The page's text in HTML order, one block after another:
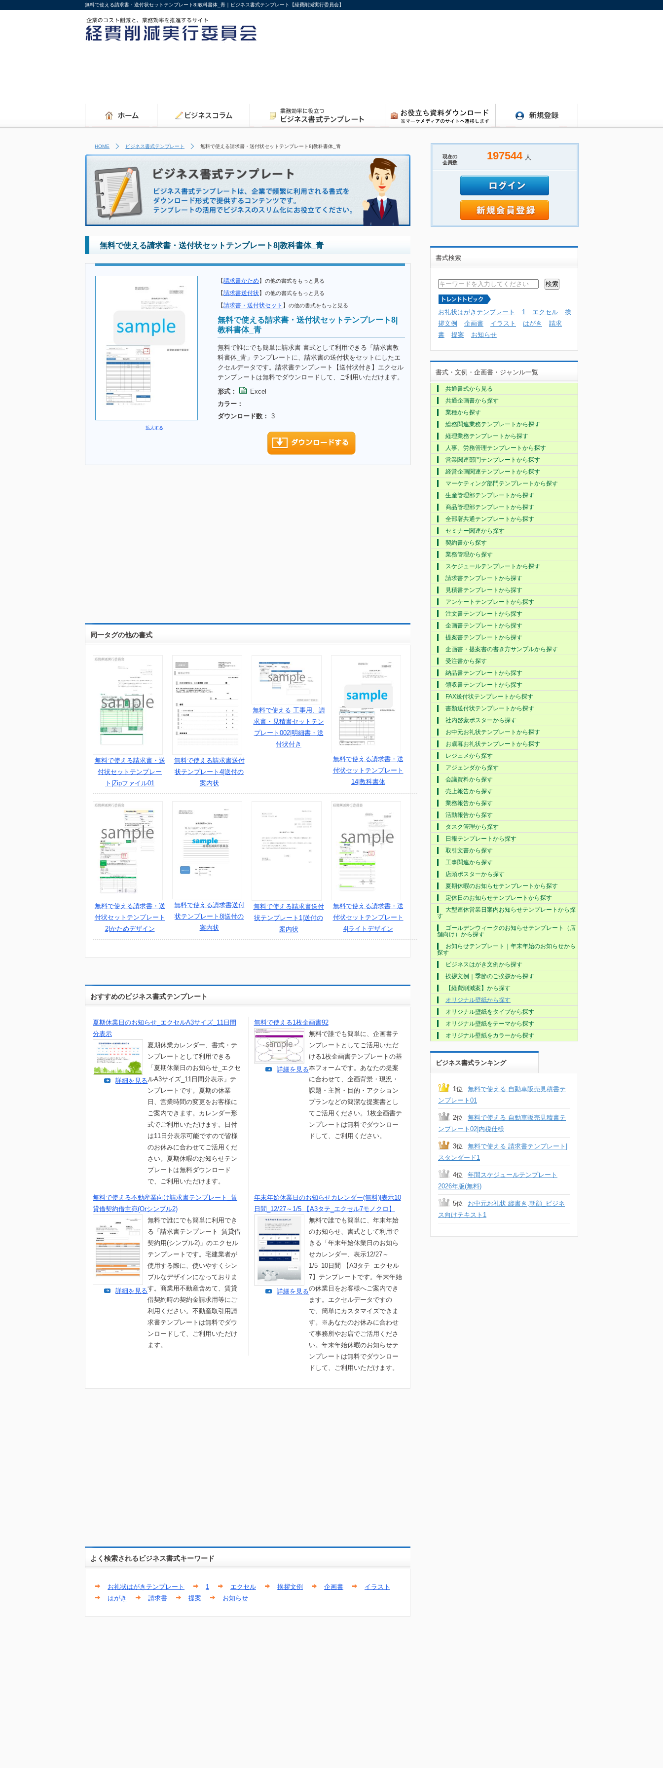
無料で使える請求書・送付状セットテンプレート8|教科書体_青｜ビジネス書式テンプレート【経費削減実行委員会】
HOME ビジネス書式テンプレート 無料で使える請求書・送付状セットテンプレート8|教科書体_青
無料で使える請求書・送付状セットテンプレート8|教科書体_青
拡大する
【請求書かため】 の他の書式をもっと見る
【請求書送付状】 の他の書式をもっと見る
【請求書・送付状セット 】 の他の書式をもっと見る
無料で使える請求書・送付状セットテンプレート8|
教科書体_青
無料で誰にでも簡単に請求書 書式として利用できる「請求書教
科書体_青」テンプレートに、請求書の送付状をセットにしたエ
クセルデータです。請求書テンプレート【送付状付き】エクセル
テンプレートは無料でダウンロードして、ご利用いただけます。
形式：
Excel
カラー：
ダウンロード数：
3
同一タグの他の書式
無料で使える請求書・送
付状セットテンプレー
ト|Zipファイル01
無料で使える請求書送付
状テンプレート4|送付の
案内状
無料で使える 工事用、請
求書・見積書セットテン
プレート002|明細書・送
付状付き
無料で使える請求書・送
付状セットテンプレート
14|教科書体
無料で使える請求書・送
付状セットテンプレート
2|かためデザイン
無料で使える請求書送付
状テンプレート8|送付の
案内状
無料で使える請求書送付
状テンプレート1|送付の
案内状
無料で使える請求書・送
付状セットテンプレート
4|ライトデザイン
おすすめのビジネス書式テンプレート
夏期休業日のお知らせ_エクセルA3サイズ_11日間
分表示
夏期休業カレンダー、書式・テ
ンプレートとして利用できる
「夏期休業日のお知らせ_エクセ
ルA3サイズ_11日間分表示」テ
ンプレートです。夏期の休業
日、営業時間の変更をお客様に
ご案内できます。カレンダー形
式でご利用いただけます。日付
は11日分表示可能ですので皆様
のお休みに合わせてご活用くだ
さい。夏期休暇のお知らせテン
プレートは無料ダウンロード
で、ご利用いただけます。
詳細を見る
無料で使える1枚企画書92
無料で誰でも簡単に、企画書テ
ンプレートとしてご活用いただ
ける1枚企画書テンプレートの基
本フォームです。あなたの提案
に合わせて、企画背景・現況・
課題・主旨・目的・アクション
プランなどの簡潔な提案書とし
てご活用ください。1枚企画書テ
ンプレートは無料でダウンロー
ドして、ご利用ください。
詳細を見る
無料で使える不動産業向け請求書テンプレート_賃
貸借契約借主宛(Orシンプル2)
無料で誰にでも簡単に利用でき
る「請求書テンプレート_賃貸借
契約用(シンプル2)」のエクセル
テンプレートです。宅建業者が
使用する際に、使いやすくシン
プルなデザインになっておりま
す。商業用不動産含めて、賃貸
借契約時の契約金請求用等にご
利用ください。不動産取引用請
求書テンプレートは無料でダウ
ンロードして、ご利用いただけ
ます。
詳細を見る
年末年始休業日のお知らせカレンダー(無料)|表示10
日間_12/27～1/5 【A3タテ_エクセル7モノクロ】
無料で誰でも簡単に、年末年始
のお知らせ、書式として利用で
きる「年末年始休業日のお知ら
せカレンダー、表示12/27～
1/5_10日間 【A3タテ_エクセル
7】テンプレートです。年末年始
の休業日をお客様へご案内でき
ます。エクセルデータですの
で、簡単にカスタマイズできま
す。※あなたのお休みに合わせ
て事務所やお店でご活用くださ
い。年末年始休暇のお知らせテ
ンプレートは無料でダウンロー
ドして、ご利用いただけます。
詳細を見る
よく検索されるビジネス書式キーワード
お礼状はがきテンプレート 1 エクセル 挨拶文例 企画書
イラスト
はがき
請求書 提案 お知らせ
現在の
会員数
197544 人
書式検索
お礼状はがきテンプレート 1 エクセル
挨
拶文例
企画書 イラスト はがき
請求
書
提案 お知らせ
書式・文例・企画書・ジャンル一覧
共通書式から見る
共通企画書から探す
業種から探す
総務関連業務テンプレートから探す
経理業務テンプレートから探す
人事、労務管理テンプレートから探す
営業関連部門テンプレートから探す
経営企画関連テンプレートから探す
マーケティング部門テンプレートから探す
生産管理部テンプレートから探す
商品管理部テンプレートから探す
全部署共通テンプレートから探す
セミナー関連から探す
契約書から探す
業務管理から探す
スケジュールテンプレートから探す
請求書テンプレートから探す
見積書テンプレートから探す
アンケートテンプレートから探す
注文書テンプレートから探す
企画書テンプレートから探す
提案書テンプレートから探す
企画書・提案書の書き方サンプルから探す
受注書から探す
納品書テンプレートから探す
領収書テンプレートから探す
FAX送付状テンプレートから探す
書類送付状テンプレートから探す
社内啓蒙ポスターから探す
お中元お礼状テンプレートから探す
お歳暮お礼状テンプレートから探す
レジュメから探す
アジェンダから探す
会議資料から探す
売上報告から探す
業務報告から探す
活動報告から探す
タスク管理から探す
日報テンプレートから探す
取引文書から探す
工事関連から探す
店頭ポスターから探す
夏期休暇のお知らせテンプレートから探す
定休日のお知らせテンプレートから探す
大型連休営業日案内お知らせテンプレートから探
す
ゴールデンウィークのお知らせテンプレート（店
舗向け）から探す
お知らせテンプレート｜年末年始のお知らせから
探す
ビジネスはがき文例から探す
挨拶文例｜季節のご挨拶から探す
【経費削減案】から探す
オリジナル壁紙から探す
オリジナル壁紙をタイプから探す
オリジナル壁紙をテーマから探す
オリジナル壁紙をカラーから探す
ビジネス書式ランキング
1位
無料で使える 自動車販売見積書テ
ンプレート01
2位
無料で使える 自動車販売見積書テ
ンプレート02|内税仕様
3位
無料で使える 請求書テンプレート|
スタンダード1
4位
年間スケジュールテンプレート
2026年版(無料)
5位
お中元お礼状 縦書き,朝顔_ビジネ
ス向けテキスト1